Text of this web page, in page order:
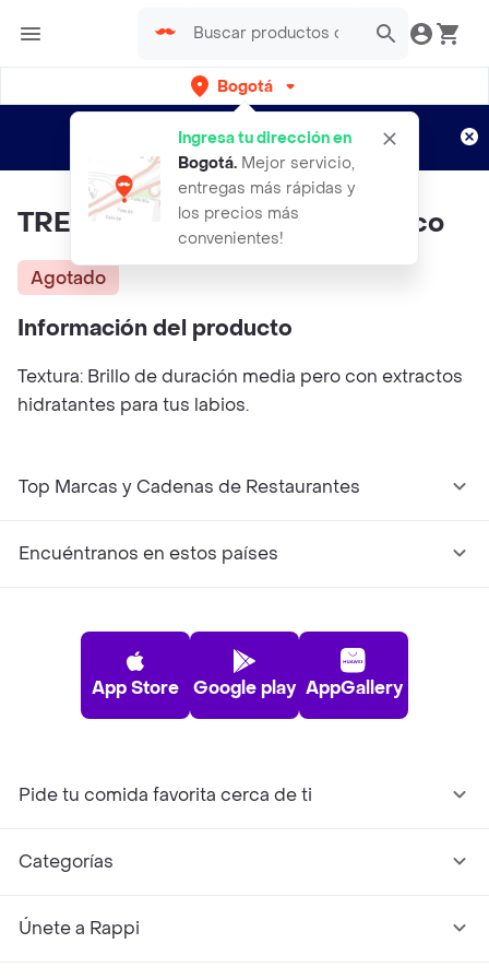
Bogotá
Ingresa tu dirección en
Bogotá. Mejor servicio,
entregas más rápidas y
los precios más
convenientes!
envíos gratis por semanas
Aplican TyC
TRENDY Brillo Tropical Lips Coco
Agotado
Información del producto
Textura: Brillo de duración media pero con extractos
hidratantes para tus labios.
Top Marcas y Cadenas de Restaurantes
Encuéntranos en estos países
App Store Google play AppGallery
Pide tu comida favorita cerca de ti
Categorías
Únete a Rappi